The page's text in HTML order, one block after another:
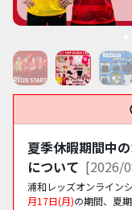
夏季休暇期間中
について [2026/
浦和レッズオンライン
月17日(月)の期間、夏